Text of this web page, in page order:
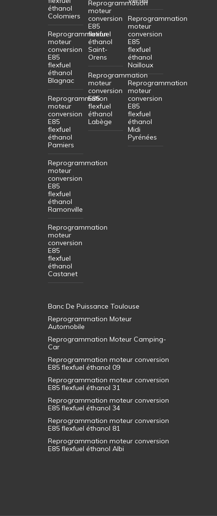
éthanol
Colomiers
Reprogrammation
moteur
conversion
E85
flexfuel
éthanol
Blagnac
Reprogrammation
moteur
conversion
E85
flexfuel
éthanol
Pamiers
Reprogrammation
moteur
conversion
E85
flexfuel
éthanol
Ramonville
Reprogrammation
moteur
conversion
E85
flexfuel
éthanol
Castanet
Reprogrammation
moteur
conversion
E85
flexfuel
éthanol
Saint-
Orens
Reprogrammation
moteur
conversion
E85
flexfuel
éthanol
Labège
Reprogrammation
moteur
conversion
E85
flexfuel
éthanol
Nailloux
Reprogrammation
moteur
conversion
E85
flexfuel
éthanol
Midi
Pyrénées
Banc De Puissance Toulouse
Reprogrammation Moteur
Automobile
Reprogrammation Moteur Camping-
Car
Reprogrammation moteur conversion
E85 flexfuel éthanol 09
Reprogrammation moteur conversion
E85 flexfuel éthanol 31
Reprogrammation moteur conversion
E85 flexfuel éthanol 34
Reprogrammation moteur conversion
E85 flexfuel éthanol 81
Reprogrammation moteur conversion
E85 flexfuel éthanol Albi